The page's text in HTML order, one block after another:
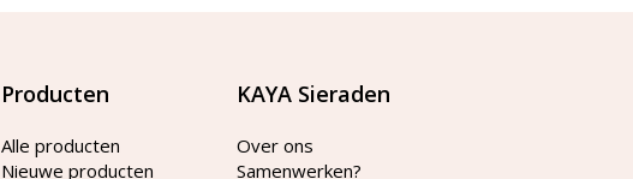
Producten
Alle producten
Nieuwe producten
KAYA Sieraden
Over ons
Samenwerken?